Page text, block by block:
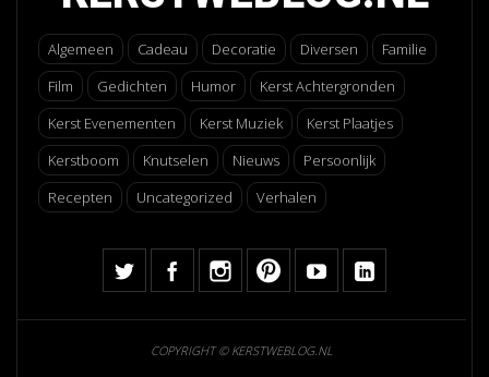
Algemeen Cadeau Decoratie Diversen
Familie
Film
Gedichten Humor
Kerst Achtergronden
Kerst Evenementen
Kerst Muziek
Kerst Plaatjes
Kerstboom
Knutselen Nieuws
Persoonlijk
Recepten
Uncategorized Verhalen
COPYRIGHT © KERSTWEBLOG.NL